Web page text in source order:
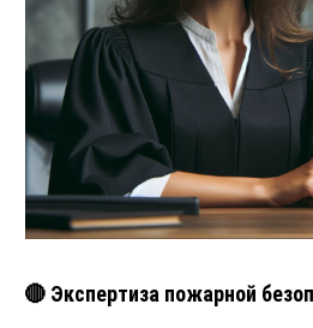
🔴 Экспертиза пожарной